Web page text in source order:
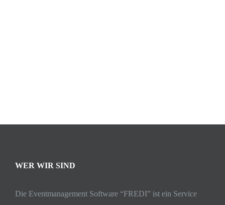
WER WIR SIND
Die Eventmanagement Software “FREDI” ist ein Service